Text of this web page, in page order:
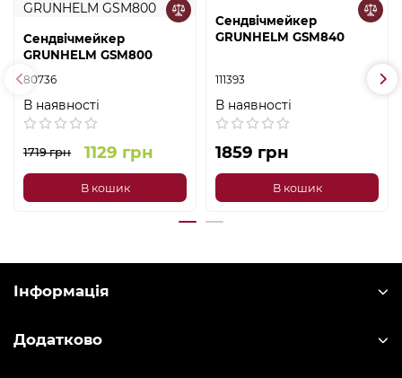
Сендвічмейкер
GRUNHELM GSM800
80736
В наявності
1719 грн 1129 грн
В кошик
Сендвічмейкер
GRUNHELM GSM840
111393
В наявності
1859 грн
В кошик
Інформація
Додатково